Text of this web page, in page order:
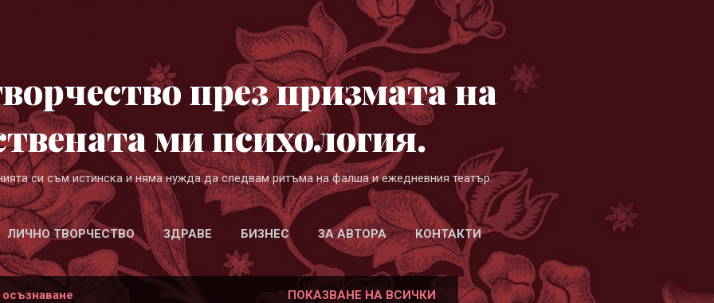
през призмата на
ми психология.
си съм истинска и няма нужда да следвам ритъма на фалша и ежедневния театър.
ЛИЧНО ТВОРЧЕСТВО ЗДРАВЕ БИЗНЕС ЗА АВТОРА КОНТАКТИ
осъзнаване ПОКАЗВАНЕ НА ВСИЧКИ